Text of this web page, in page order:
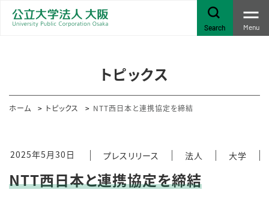
Search Menu
トピックス
ホーム トピックス NTT西日本と連携協定を締結
2025年5月30日 プレスリリース 法人 大学
NTT西日本と連携協定を締結